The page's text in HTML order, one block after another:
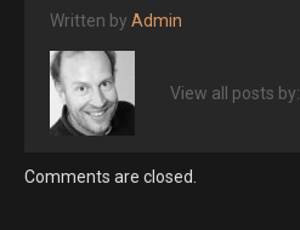
Written by Admin
View all posts by:
Comments are closed.